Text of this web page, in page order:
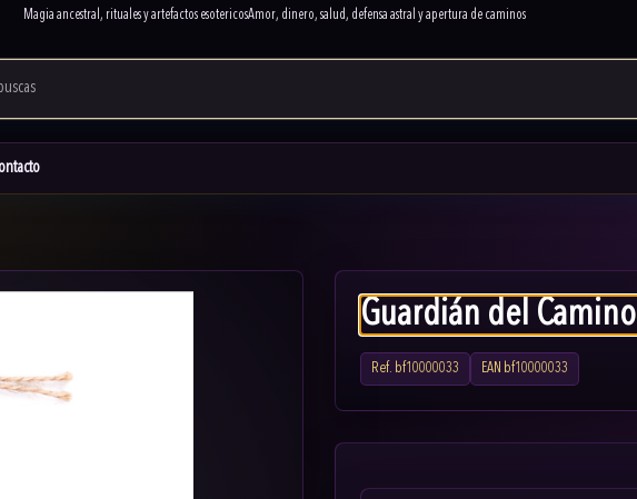
Magia ancestral, rituales y artefactos esotericosAmor, dinero, salud, defensa astral y apertura de caminos
Guardián del Camino
Ref. bf10000033 EAN bf10000033